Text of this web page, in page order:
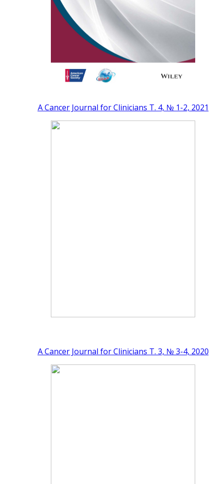
A Cancer Journal for Clinicians Т. 4, № 1-2, 2021
A Cancer Journal for Clinicians Т. 3, № 3-4, 2020